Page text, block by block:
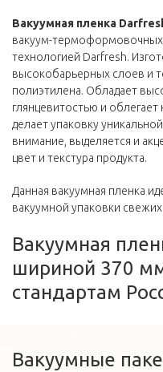
Вакуумная пленка
вакуум-термоформовочных
технологией Darfresh.
высокобарьерных слоев и
полиэтилена. Обладает
глянцевитостью и
делает упаковку
внимание, выделяется и
цвет и текстура продукта.
Данная вакуумная пленка
вакуумной упаковки
Вакуумная
шириной 370 мм
стандартам
Вакуумные